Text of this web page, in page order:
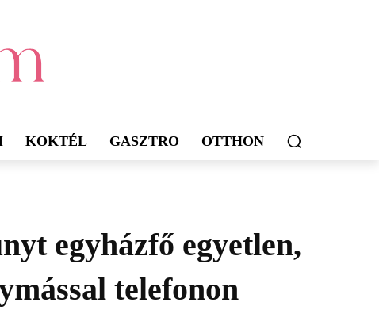
KOKTÉL GASZTRO OTTHON
egyházfő egyetlen,
telefonon